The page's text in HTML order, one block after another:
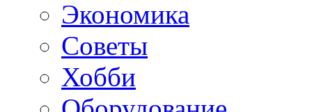
Экономика
Советы
Хобби